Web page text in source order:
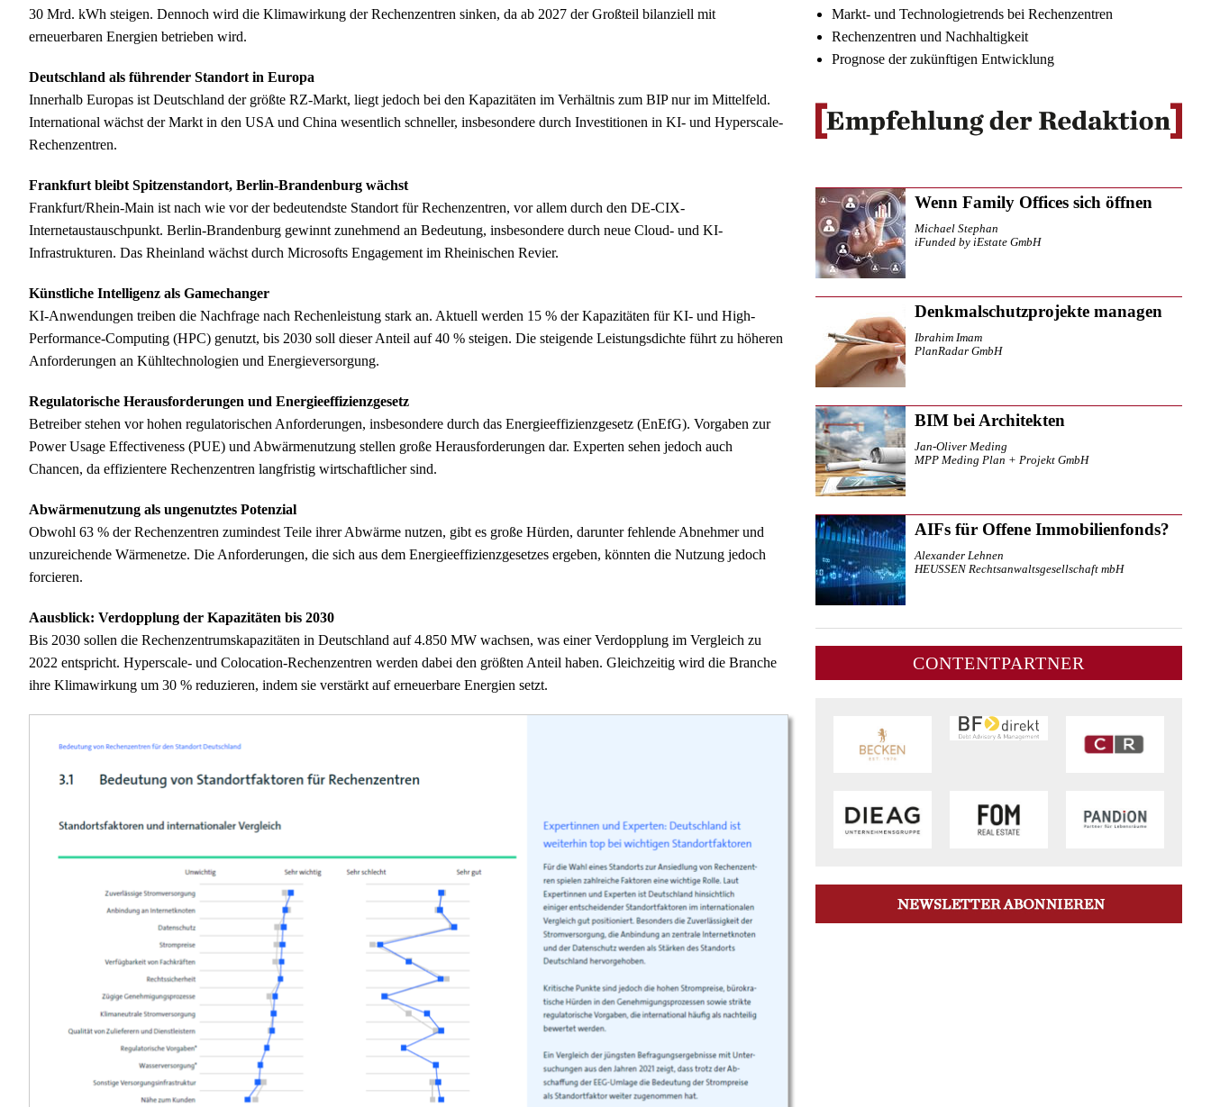
30 Mrd. kWh steigen. Dennoch wird die Klimawirkung der Rechenzentren sinken, da ab 2027 der Großteil bilanziell mit
erneuerbaren Energien betrieben wird.
Deutschland als führender Standort in Europa
Innerhalb Europas ist Deutschland der größte RZ-Markt, liegt jedoch bei den Kapazitäten im Verhältnis zum BIP nur im Mittelfeld.
International wächst der Markt in den USA und China wesentlich schneller, insbesondere durch Investitionen in KI- und Hyperscale-
Rechenzentren.
Frankfurt bleibt Spitzenstandort, Berlin-Brandenburg wächst
Frankfurt/Rhein-Main ist nach wie vor der bedeutendste Standort für Rechenzentren, vor allem durch den DE-CIX-
Internetaustauschpunkt. Berlin-Brandenburg gewinnt zunehmend an Bedeutung, insbesondere durch neue Cloud- und KI-
Infrastrukturen. Das Rheinland wächst durch Microsofts Engagement im Rheinischen Revier.
Künstliche Intelligenz als Gamechanger
KI-Anwendungen treiben die Nachfrage nach Rechenleistung stark an. Aktuell werden 15 % der Kapazitäten für KI- und High-
Performance-Computing (HPC) genutzt, bis 2030 soll dieser Anteil auf 40 % steigen. Die steigende Leistungsdichte führt zu höheren
Anforderungen an Kühltechnologien und Energieversorgung.
Regulatorische Herausforderungen und Energieeffizienzgesetz
Betreiber stehen vor hohen regulatorischen Anforderungen, insbesondere durch das Energieeffizienzgesetz (EnEfG). Vorgaben zur
Power Usage Effectiveness (PUE) und Abwärmenutzung stellen große Herausforderungen dar. Experten sehen jedoch auch
Chancen, da effizientere Rechenzentren langfristig wirtschaftlicher sind.
Abwärmenutzung als ungenutztes Potenzial
Obwohl 63 % der Rechenzentren zumindest Teile ihrer Abwärme nutzen, gibt es große Hürden, darunter fehlende Abnehmer und
unzureichende Wärmenetze. Die Anforderungen, die sich aus dem Energieeffizienzgesetzes ergeben, könnten die Nutzung jedoch
forcieren.
Aausblick: Verdopplung der Kapazitäten bis 2030
Bis 2030 sollen die Rechenzentrumskapazitäten in Deutschland auf 4.850 MW wachsen, was einer Verdopplung im Vergleich zu
2022 entspricht. Hyperscale- und Colocation-Rechenzentren werden dabei den größten Anteil haben. Gleichzeitig wird die Branche
ihre Klimawirkung um 30 % reduzieren, indem sie verstärkt auf erneuerbare Energien setzt.
Markt- und Technologietrends bei Rechenzentren
Rechenzentren und Nachhaltigkeit
Prognose der zukünftigen Entwicklung
Wenn Family Offices sich öffnen
Michael Stephan
iFunded by iEstate GmbH
Denkmalschutzprojekte managen
Ibrahim Imam
PlanRadar GmbH
BIM bei Architekten
Jan-Oliver Meding
MPP Meding Plan + Projekt GmbH
AIFs für Offene Immobilienfonds?
Alexander Lehnen
HEUSSEN Rechtsanwaltsgesellschaft mbH
CONTENTPARTNER